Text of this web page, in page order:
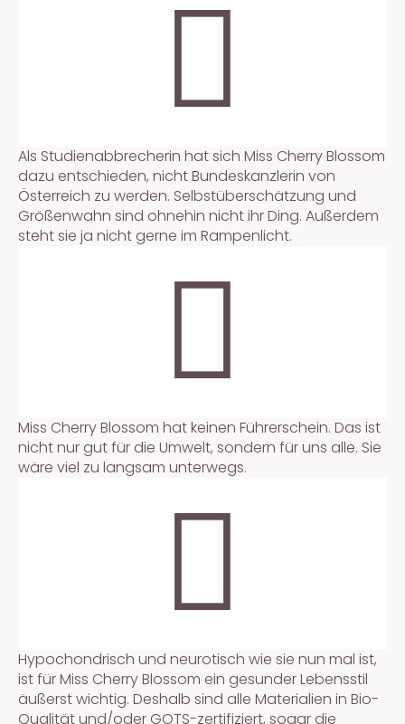
Als Studienabbrecherin hat sich Miss Cherry Blossom
dazu entschieden, nicht Bundeskanzlerin von
Österreich zu werden. Selbstüberschätzung und
Größenwahn sind ohnehin nicht ihr Ding. Außerdem
steht sie ja nicht gerne im Rampenlicht.
Miss Cherry Blossom hat keinen Führerschein. Das ist
nicht nur gut für die Umwelt, sondern für uns alle. Sie
wäre viel zu langsam unterwegs.
Hypochondrisch und neurotisch wie sie nun mal ist,
ist für Miss Cherry Blossom ein gesunder Lebensstil
äußerst wichtig. Deshalb sind alle Materialien in Bio-
Qualität und/oder GOTS-zertifiziert, sogar die